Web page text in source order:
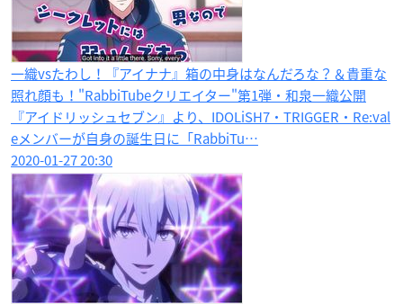
一織vsたわし！『アイナナ』箱の中身はなんだろな？＆貴重な
照れ顔も！"RabbiTubeクリエイター"第1弾・和泉一織公開
『アイドリッシュセブン』より、IDOLiSH7・TRIGGER・Re:val
eメンバーが自身の誕生日に「RabbiTu…
2020-01-27 20:30